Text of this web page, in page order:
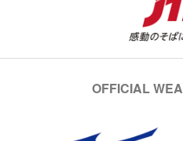
OFFICIAL